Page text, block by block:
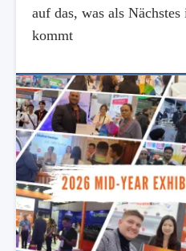
auf das, was als
kommt